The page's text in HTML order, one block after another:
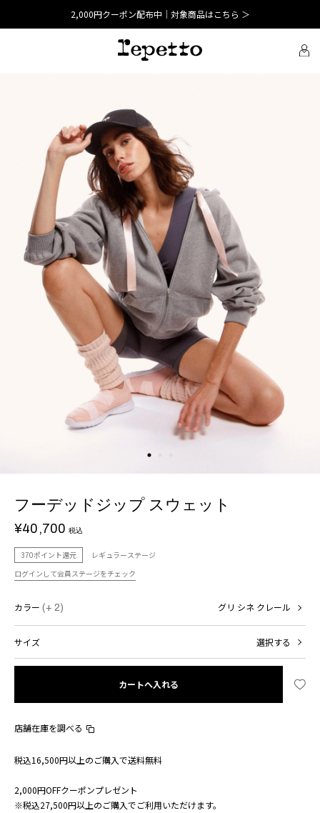
2,000円クーポン配布中｜対象商品はこちら ＞
フーデッドジップ スウェット
¥40,700 税込
370ポイント還元
レギュラーステージ
ログインして会員ステージをチェック
カラー (+ 2) グリ シネ クレール
サイズ 選択する
カートへ入れる
店舗在庫を調べる
税込16,500円以上のご購入で送料無料
2,000円OFFクーポンプレゼント
※税込27,500円以上のご購入でご利用いただけます。